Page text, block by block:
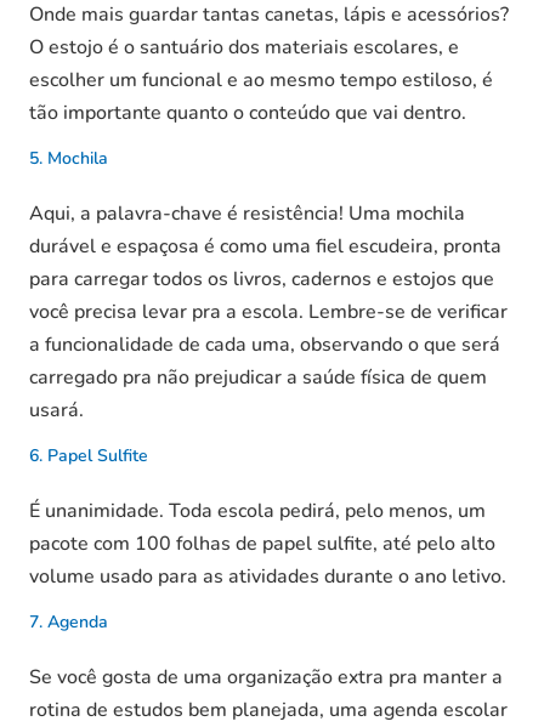
Onde mais guardar tantas canetas, lápis e acessórios?
O estojo é o santuário dos materiais escolares, e
escolher um funcional e ao mesmo tempo estiloso, é
tão importante quanto o conteúdo que vai dentro.
5. Mochila
Aqui, a palavra-chave é resistência! Uma mochila
durável e espaçosa é como uma fiel escudeira, pronta
para carregar todos os livros, cadernos e estojos que
você precisa levar pra a escola. Lembre-se de verificar
a funcionalidade de cada uma, observando o que será
carregado pra não prejudicar a saúde física de quem
usará.
6. Papel Sulfite
É unanimidade. Toda escola pedirá, pelo menos, um
pacote com 100 folhas de papel sulfite, até pelo alto
volume usado para as atividades durante o ano letivo.
7. Agenda
Se você gosta de uma organização extra pra manter a
rotina de estudos bem planejada, uma agenda escolar